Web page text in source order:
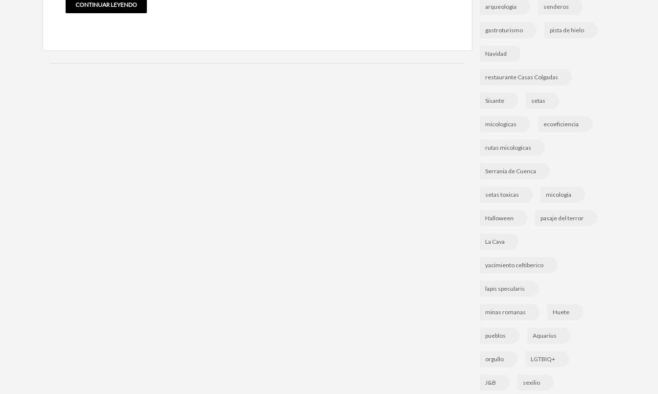
CONTINUAR LEYENDO arqueologia senderos
gastroturismo pista de hielo
Navidad
restaurante Casas Colgadas
Sisante setas
micologicas ecoeficiencia
rutas micologicas
Serrania de Cuenca
setas toxicas micologia
Halloween pasaje del terror
La Cava
yacimiento celtiberico
lapis specularis
minas romanas Huete
pueblos Aquarius
orgullo LGTBIQ+
J&B sexilio